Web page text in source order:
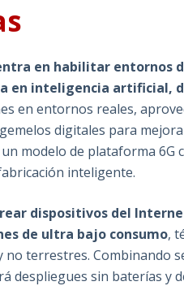
en habilitar
inteligencia artificial,
en entornos reales,
digitales para
modelo de plataforma 6G
inteligente.
dispositivos del
de ultra bajo consumo,
terrestres. Combinando
sin baterías y